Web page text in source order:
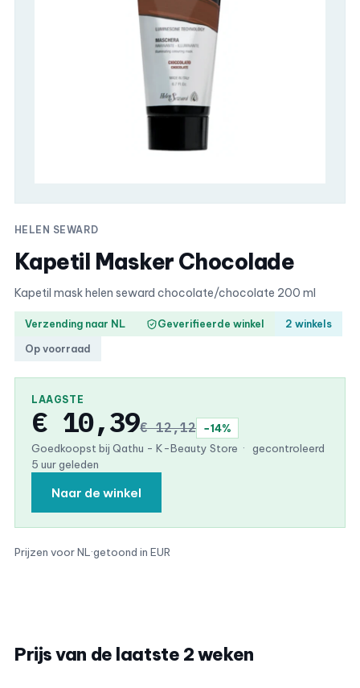
HELEN SEWARD
Kapetil Masker Chocolade
Kapetil mask helen seward chocolate/chocolate 200 ml
Verzending naar NL Geverifieerde winkel
2 winkels
Op voorraad
LAAGSTE
€ 10,39€ 12,12
−14%
Goedkoopst bij Qathu - K-Beauty Store ·
gecontroleerd
5 uur geleden
Naar de winkel
Prijzen voor NL ·getoond in EUR
Prijs van de laatste 2 weken